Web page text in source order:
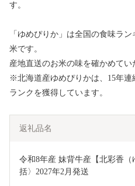
す。
「ゆめぴりか」は全国の食味ラ
米です。
産地直送のお米の味を確かめてい
※北海道産ゆめぴりかは、15年連
ランクを獲得しています。
返礼品名
令和8年産 妹背牛産【北彩香
括〉2027年2月発送